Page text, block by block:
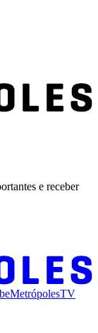
e receber
MetrópolesTV